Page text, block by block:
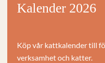
Kalender 2026
Köp vår kattkalender till
verksamhet och katter.